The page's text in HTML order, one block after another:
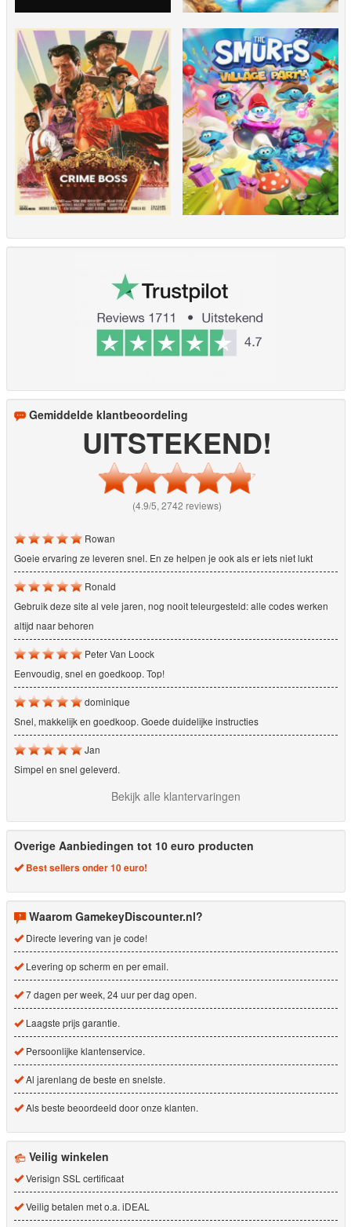
Gemiddelde klantbeoordeling
UITSTEKEND!
(4.9/5, 2742 reviews)
Rowan
Goeie ervaring ze leveren snel. En ze helpen je ook als er iets niet lukt
Ronald
Gebruik deze site al vele jaren, nog nooit teleurgesteld: alle codes werken
altijd naar behoren
Peter Van Loock
Eenvoudig, snel en goedkoop. Top!
dominique
Snel, makkelijk en goedkoop. Goede duidelijke instructies
Jan
Simpel en snel geleverd.
Bekijk alle klantervaringen
Overige Aanbiedingen tot 10 euro producten
Best sellers onder 10 euro!
Waarom GamekeyDiscounter.nl?
Directe levering van je code!
Levering op scherm en per email.
7 dagen per week, 24 uur per dag open.
Laagste prijs garantie.
Persoonlijke klantenservice.
Al jarenlang de beste en snelste.
Als beste beoordeeld door onze klanten.
Veilig winkelen
Verisign SSL certificaat
Veilig betalen met o.a. iDEAL